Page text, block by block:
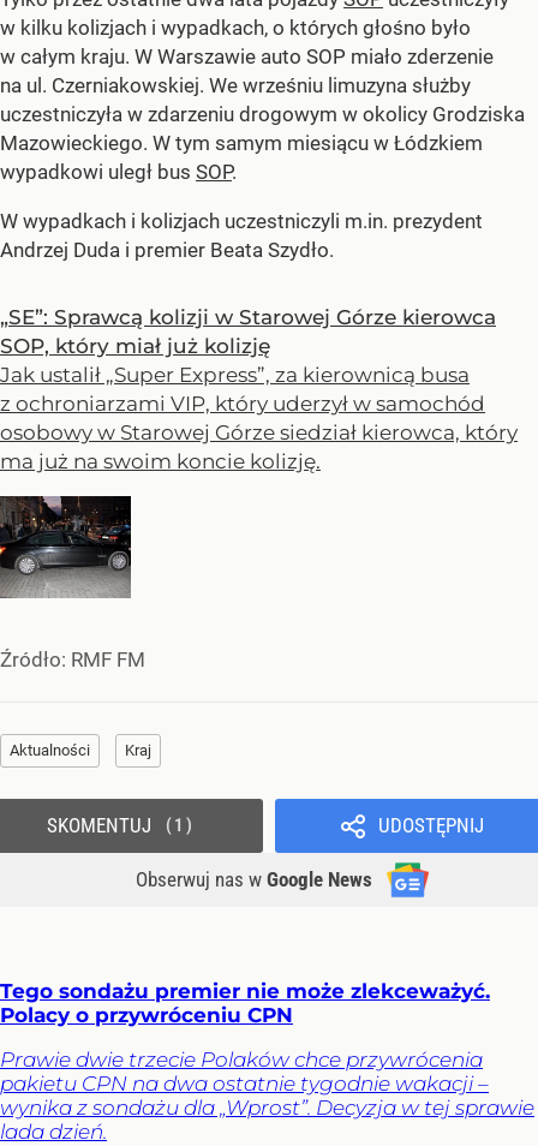
w kilku kolizjach i wypadkach, o których głośno było
w całym kraju. W Warszawie auto SOP miało zderzenie
na ul. Czerniakowskiej. We wrześniu limuzyna służby
uczestniczyła w zdarzeniu drogowym w okolicy Grodziska
Mazowieckiego. W tym samym miesiącu w Łódzkiem
wypadkowi uległ bus SOP.
W wypadkach i kolizjach uczestniczyli m.in. prezydent
Andrzej Duda i premier Beata Szydło.
„SE”: Sprawcą kolizji w Starowej Górze kierowca
SOP, który miał już kolizję
Jak ustalił „Super Express”, za kierownicą busa
z ochroniarzami VIP, który uderzył w samochód
osobowy w Starowej Górze siedział kierowca, który
ma już na swoim koncie kolizję.
Źródło: RMF FM
Aktualności Kraj
UDOSTĘPNIJ
Obserwuj nas w Google News
SKOMENTUJ 1
Tego sondażu premier nie może zlekceważyć.
Polacy o przywróceniu CPN
Prawie dwie trzecie Polaków chce przywrócenia
pakietu CPN na dwa ostatnie tygodnie wakacji –
wynika z sondażu dla „Wprost”. Decyzja w tej sprawie
lada dzień.